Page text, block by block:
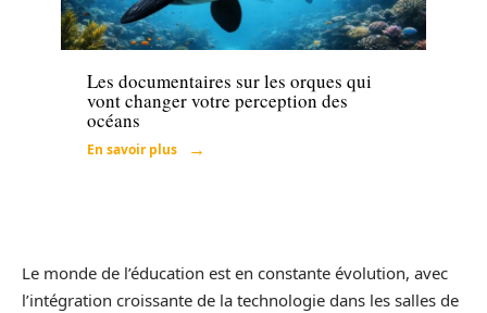
Loisirs
Les documentaires sur les orques qui
vont changer votre perception des
océans
En savoir plus
Le monde de l’éducation est en constante évolution, avec
l’intégration croissante de la technologie dans les salles de